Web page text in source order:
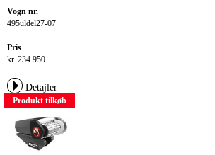
Vogn nr.
495uldel27-07
Pris
kr. 234.950
Detajler
Produkt tilkøb